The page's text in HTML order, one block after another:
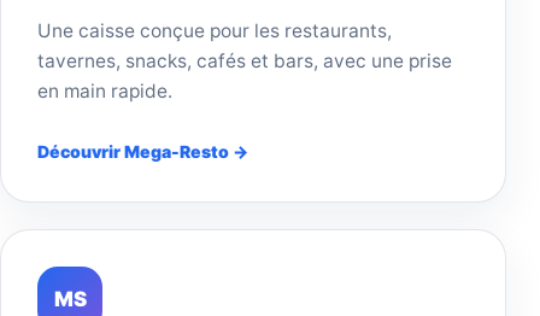
Une caisse conçue pour les restaurants,
tavernes, snacks, cafés et bars, avec une prise
en main rapide.
Découvrir Mega-Resto →
MS